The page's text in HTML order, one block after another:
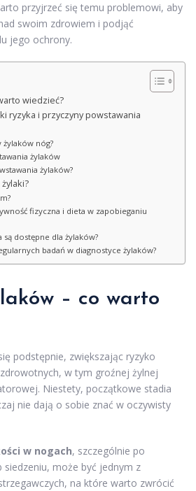
przyjrzeć się temu problemowi, aby
swoim zdrowiem i podjąć
jego ochrony.
wiedzieć?
ryzyka i przyczyny powstawania
żylaków nóg?
żylaków
żylaków?
fizyczna i dieta w zapobieganiu
dostępne dla żylaków?
badań w diagnostyce żylaków?
– co warto
podstępnie, zwiększając ryzyko
w tym groźnej żylnej
Niestety, początkowe stadia
nie dają o sobie znać w oczywisty
w nogach, szczególnie po
siedzeniu, może być jednym z
na które warto zwrócić